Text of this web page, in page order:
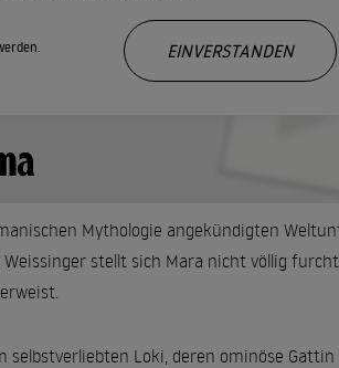
EINVERSTANDEN
Mythologie angekündigten
stellt sich Mara nicht völlig
Loki, deren ominöse Gattin